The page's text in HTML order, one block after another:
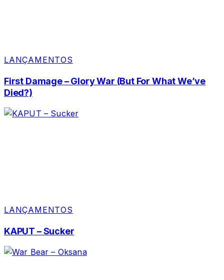
LANÇAMENTOS
First Damage – Glory War (But For What We’ve
Died?)
LANÇAMENTOS
KAPUT – Sucker